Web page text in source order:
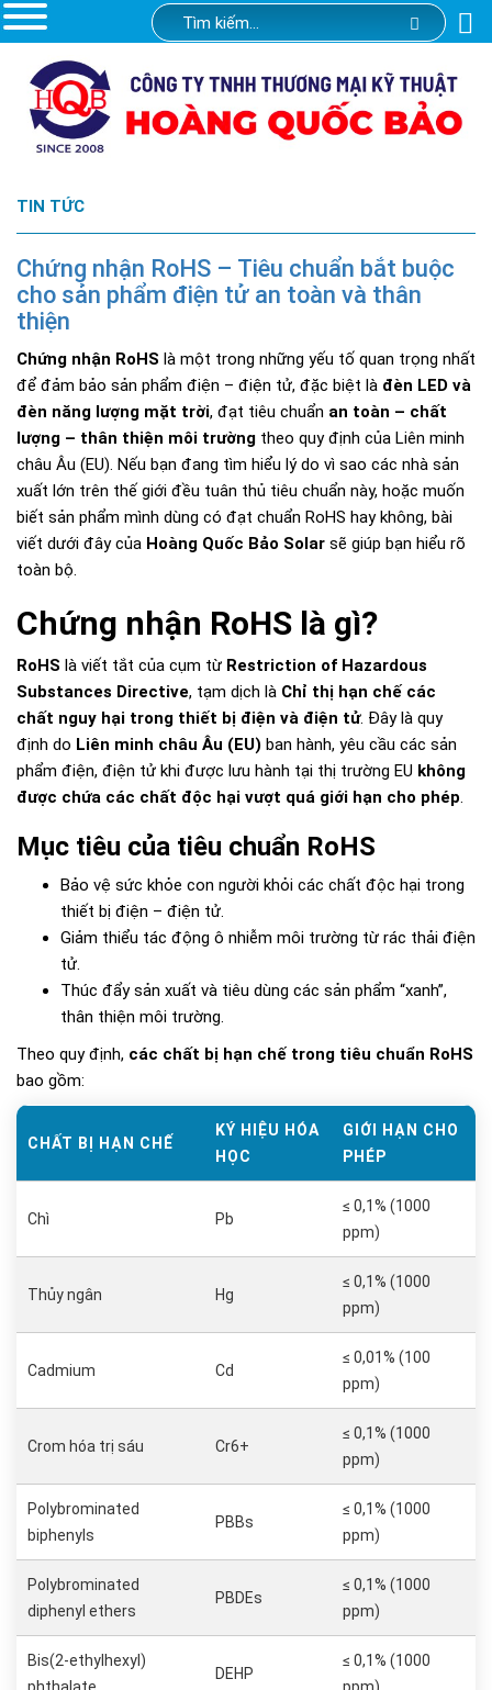
TIN TỨC
Chứng nhận RoHS – Tiêu chuẩn bắt buộc
cho sản phẩm điện tử an toàn và thân
thiện
Chứng nhận RoHS là một trong những yếu tố quan trọng nhất
để đảm bảo sản phẩm điện – điện tử, đặc biệt là đèn LED và
đèn năng lượng mặt trời, đạt tiêu chuẩn an toàn – chất
lượng – thân thiện môi trường theo quy định của Liên minh
châu Âu (EU). Nếu bạn đang tìm hiểu lý do vì sao các nhà sản
xuất lớn trên thế giới đều tuân thủ tiêu chuẩn này, hoặc muốn
biết sản phẩm mình dùng có đạt chuẩn RoHS hay không, bài
viết dưới đây của Hoàng Quốc Bảo Solar sẽ giúp bạn hiểu rõ
toàn bộ.
Chứng nhận RoHS là gì?
RoHS là viết tắt của cụm từ Restriction of Hazardous
Substances Directive, tạm dịch là Chỉ thị hạn chế các
chất nguy hại trong thiết bị điện và điện tử. Đây là quy
định do Liên minh châu Âu (EU) ban hành, yêu cầu các sản
phẩm điện, điện tử khi được lưu hành tại thị trường EU không
được chứa các chất độc hại vượt quá giới hạn cho phép.
Mục tiêu của tiêu chuẩn RoHS
Bảo vệ sức khỏe con người khỏi các chất độc hại trong
thiết bị điện – điện tử.
Giảm thiểu tác động ô nhiễm môi trường từ rác thải điện
tử.
Thúc đẩy sản xuất và tiêu dùng các sản phẩm “xanh”,
thân thiện môi trường.
Theo quy định, các chất bị hạn chế trong tiêu chuẩn RoHS
bao gồm:
CHẤT BỊ HẠN CHẾ
KÝ HIỆU HÓA
HỌC
GIỚI HẠN CHO
PHÉP
Chì Pb
≤ 0,1% (1000
ppm)
Thủy ngân Hg
≤ 0,1% (1000
ppm)
Cadmium Cd
≤ 0,01% (100
ppm)
Crom hóa trị sáu Cr6+
≤ 0,1% (1000
ppm)
Polybrominated
biphenyls
PBBs
≤ 0,1% (1000
ppm)
Polybrominated
diphenyl ethers
PBDEs
≤ 0,1% (1000
ppm)
Bis(2-ethylhexyl)
DEHP
≤ 0,1% (1000